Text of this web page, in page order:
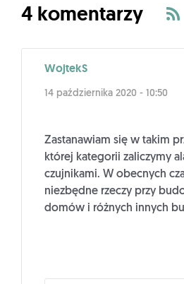
4 komentarzy
WojtekS
14 października 2020 - 10:50
Zastanawiam się w takim
której kategorii zaliczymy
czujnikami. W obecnych
niezbędne rzeczy przy
domów i różnych innych